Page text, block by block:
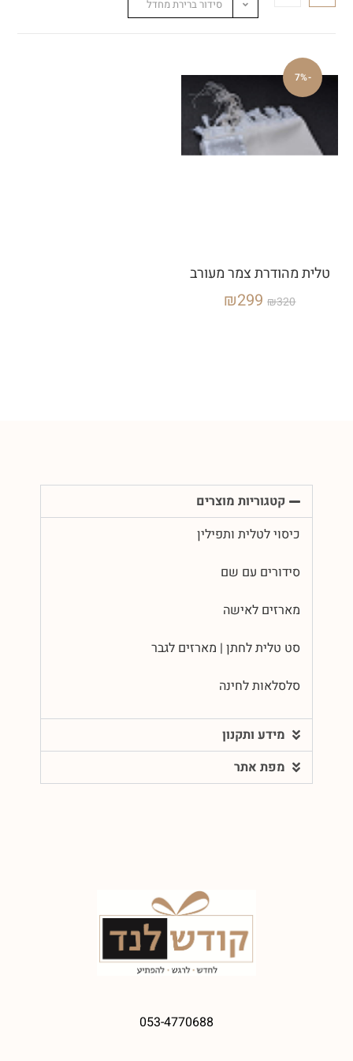
סידור ברירת מחדל
-7%
טלית מהודרת צמר מעורב
₪320
₪299
קטגוריות מוצרים
כיסוי לטלית ותפילין
סידורים עם שם
מארזים לאישה
סט טלית לחתן | מארזים לגבר
סלסלאות לחינה
מידע ותקנון
מפת אתר
053-4770688